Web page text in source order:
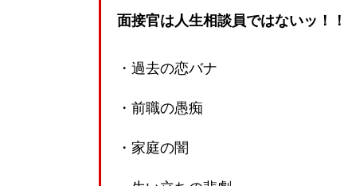
面接官は人生相談員ではないッ！！
・過去の恋バナ
・前職の愚痴
・家庭の闇